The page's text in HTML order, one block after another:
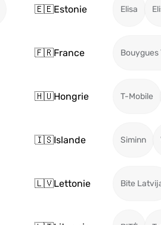
🇪🇪Estonie Elisa
🇫🇷France Bouygues
🇭🇺Hongrie T-Mobile
🇮🇸Islande Siminn
🇱🇻Lettonie Bite